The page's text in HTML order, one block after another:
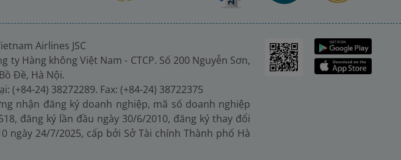
Airlines JSC
ty Hàng không Việt Nam - CTCP. Số 200 Nguyễn Sơn,
Đề, Hà Nội.
(+84-24) 38272289. Fax: (+84-24) 38722375
nhận đăng ký doanh nghiệp, mã số doanh nghiệp
đăng ký lần đầu ngày 30/6/2010, đăng ký thay đổi
ngày 24/7/2025, cấp bởi Sở Tài chính Thành phố Hà